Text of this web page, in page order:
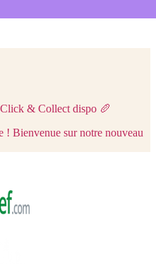
Click & Collect dispo 🥖
! Bienvenue sur notre nouveau